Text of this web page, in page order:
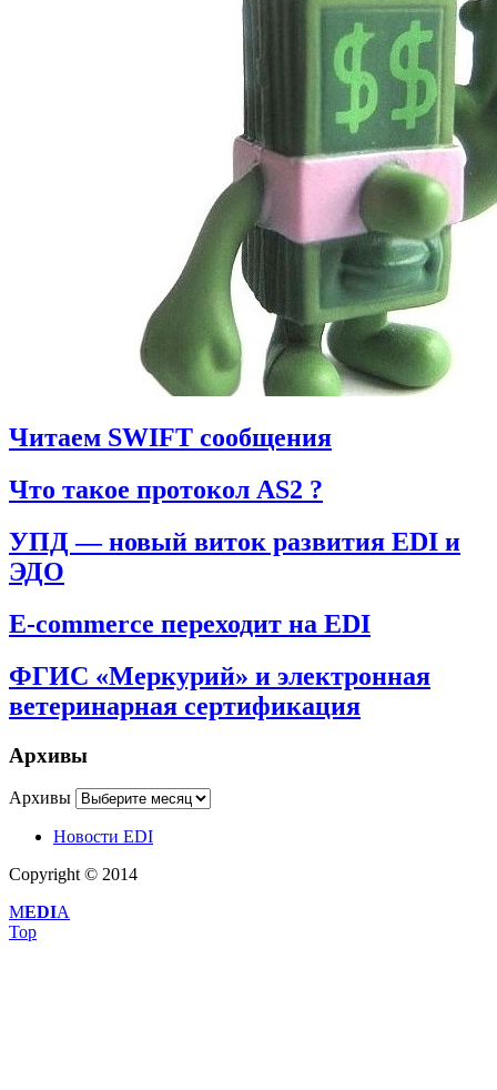
Читаем SWIFT сообщения
Что такое протокол AS2 ?
УПД — новый виток развития EDI и
ЭДО
E-commerce переходит на EDI
ФГИС «Меркурий» и электронная
ветеринарная сертификация
Архивы
Архивы
Новости EDI
Copyright © 2014
MEDIA
Top